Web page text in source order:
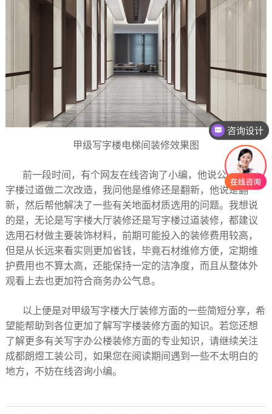
甲级写字楼电梯间装修效果图
前一段时间，有个网友在线咨询了小编，他说公司想对写
字楼过道做二次改造，我问他是维修还是翻新，他说是翻
新，然后帮他解决了一些有关地面材质选用的问题。我想说
的是，无论是写字楼大厅装修还是写字楼过道装修，都建议
选用石材做主要装饰材料，前期可能投入的装修费用较高，
但是从长远来看实则更加省钱，毕竟石材维修方便，定期维
护费用也不算太高，还能保持一定的洁净度，而且从整体外
观看上去也更加符合商务办公气息。
以上便是对甲级写字楼大厅装修方面的一些简短分享，希
望能帮助到各位更加了解写字楼装修方面的知识。若您还想
了解更多有关写字办公楼装修方面的专业知识，请继续关注
成都朗煜工装公司，如果您在阅读期间遇到一些不太明白的
地方，不妨在线咨询小编。
咨询设计
咨询报价